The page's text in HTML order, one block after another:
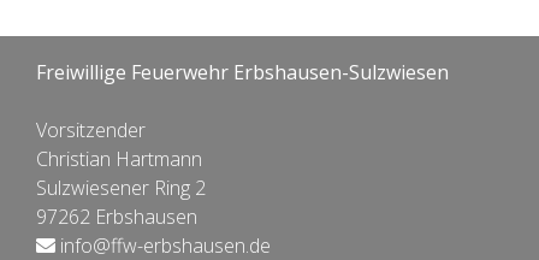
Freiwillige Feuerwehr Erbshausen-Sulzwiesen
Vorsitzender
Christian Hartmann
Sulzwiesener Ring 2
97262 Erbshausen
info@ffw-erbshausen.de